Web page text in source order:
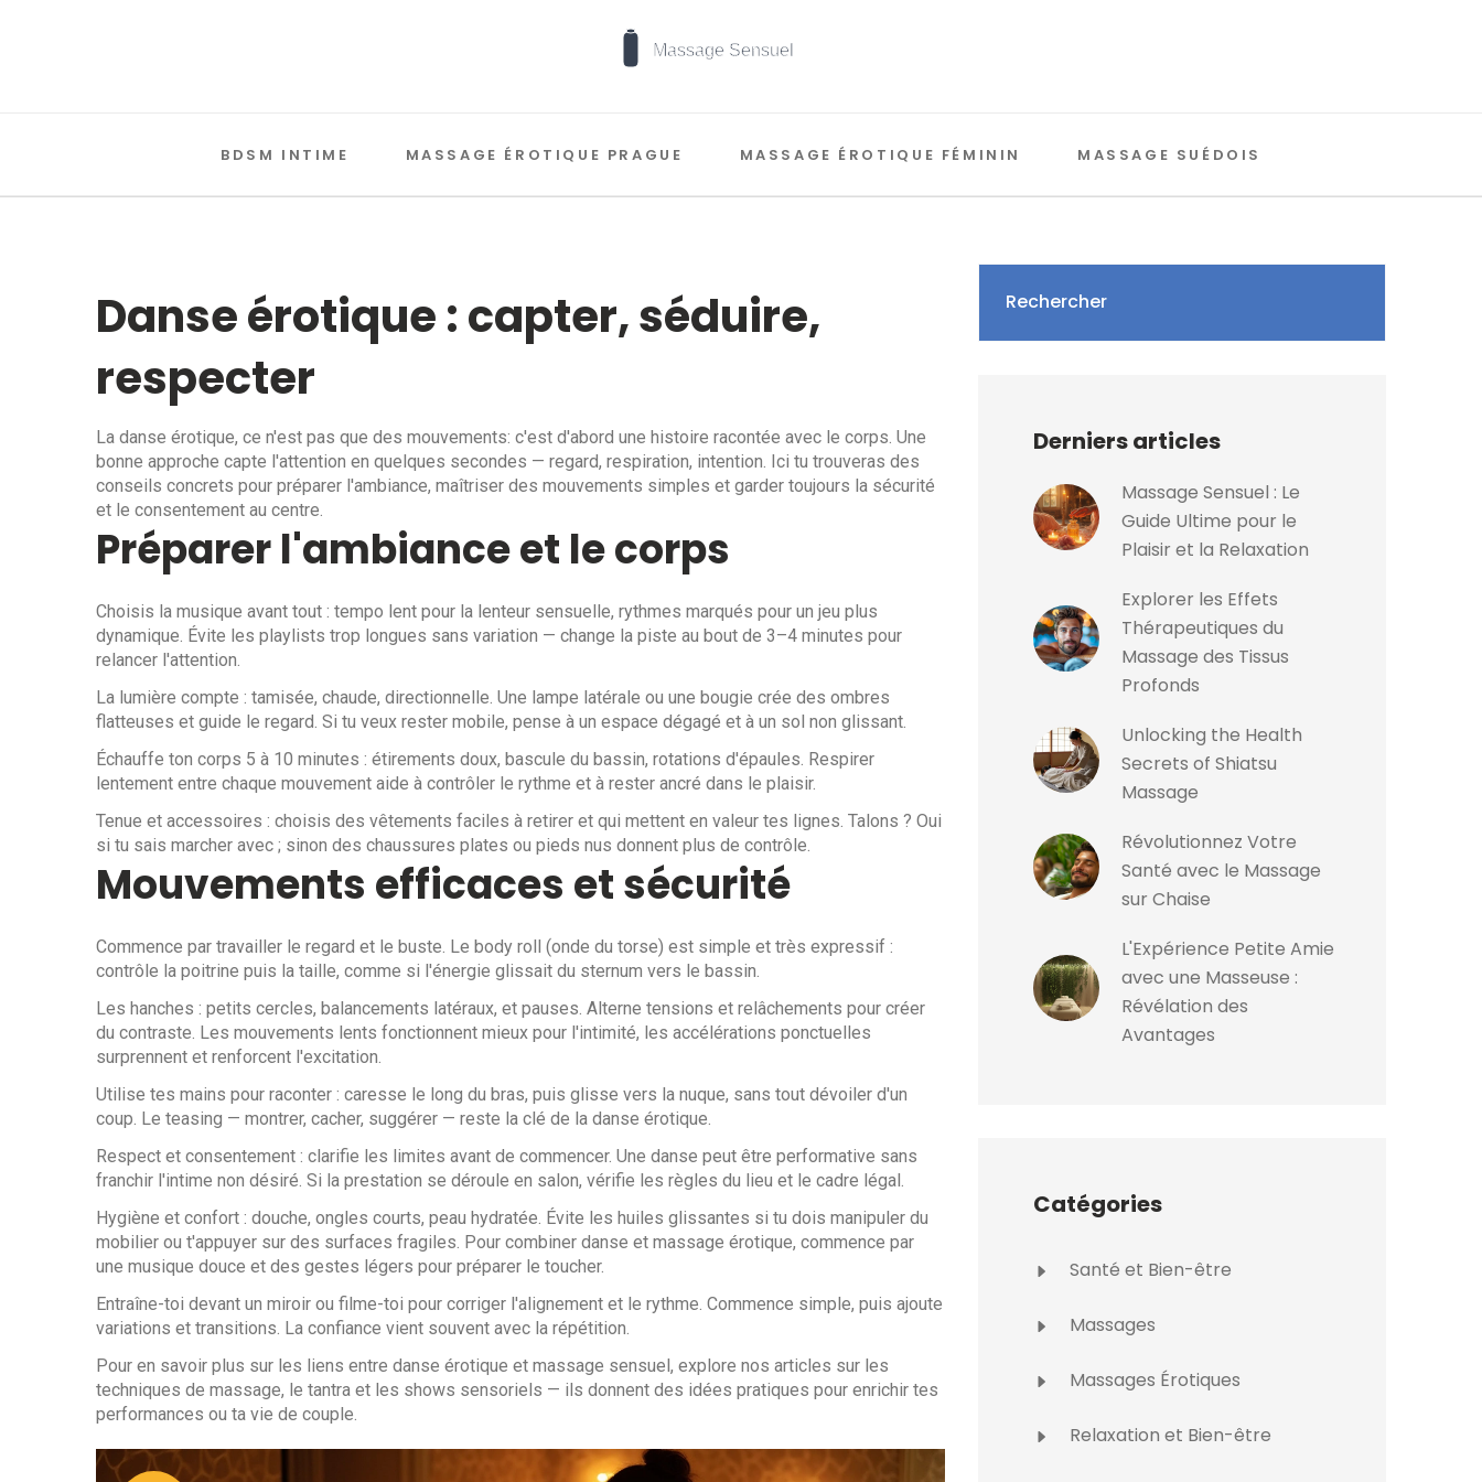
BDSM INTIME MASSAGE ÉROTIQUE PRAGUE MASSAGE ÉROTIQUE FÉMININ MASSAGE SUÉDOIS
Danse érotique : capter, séduire,
respecter
La danse érotique, ce n'est pas que des mouvements: c'est d'abord une histoire racontée avec le corps. Une
bonne approche capte l'attention en quelques secondes — regard, respiration, intention. Ici tu trouveras des
conseils concrets pour préparer l'ambiance, maîtriser des mouvements simples et garder toujours la sécurité
et le consentement au centre.
Préparer l'ambiance et le corps
Choisis la musique avant tout : tempo lent pour la lenteur sensuelle, rythmes marqués pour un jeu plus
dynamique. Évite les playlists trop longues sans variation — change la piste au bout de 3–4 minutes pour
relancer l'attention.
La lumière compte : tamisée, chaude, directionnelle. Une lampe latérale ou une bougie crée des ombres
flatteuses et guide le regard. Si tu veux rester mobile, pense à un espace dégagé et à un sol non glissant.
Échauffe ton corps 5 à 10 minutes : étirements doux, bascule du bassin, rotations d'épaules. Respirer
lentement entre chaque mouvement aide à contrôler le rythme et à rester ancré dans le plaisir.
Tenue et accessoires : choisis des vêtements faciles à retirer et qui mettent en valeur tes lignes. Talons ? Oui
si tu sais marcher avec ; sinon des chaussures plates ou pieds nus donnent plus de contrôle.
Mouvements efficaces et sécurité
Commence par travailler le regard et le buste. Le body roll (onde du torse) est simple et très expressif :
contrôle la poitrine puis la taille, comme si l'énergie glissait du sternum vers le bassin.
Les hanches : petits cercles, balancements latéraux, et pauses. Alterne tensions et relâchements pour créer
du contraste. Les mouvements lents fonctionnent mieux pour l'intimité, les accélérations ponctuelles
surprennent et renforcent l'excitation.
Utilise tes mains pour raconter : caresse le long du bras, puis glisse vers la nuque, sans tout dévoiler d'un
coup. Le teasing — montrer, cacher, suggérer — reste la clé de la danse érotique.
Respect et consentement : clarifie les limites avant de commencer. Une danse peut être performative sans
franchir l'intime non désiré. Si la prestation se déroule en salon, vérifie les règles du lieu et le cadre légal.
Hygiène et confort : douche, ongles courts, peau hydratée. Évite les huiles glissantes si tu dois manipuler du
mobilier ou t'appuyer sur des surfaces fragiles. Pour combiner danse et massage érotique, commence par
une musique douce et des gestes légers pour préparer le toucher.
Entraîne-toi devant un miroir ou filme-toi pour corriger l'alignement et le rythme. Commence simple, puis ajoute
variations et transitions. La confiance vient souvent avec la répétition.
Pour en savoir plus sur les liens entre danse érotique et massage sensuel, explore nos articles sur les
techniques de massage, le tantra et les shows sensoriels — ils donnent des idées pratiques pour enrichir tes
performances ou ta vie de couple.
Rechercher
Derniers articles
Massage Sensuel : Le
Guide Ultime pour le
Plaisir et la Relaxation
Explorer les Effets
Thérapeutiques du
Massage des Tissus
Profonds
Unlocking the Health
Secrets of Shiatsu
Massage
Révolutionnez Votre
Santé avec le Massage
sur Chaise
L'Expérience Petite Amie
avec une Masseuse :
Révélation des
Avantages
Catégories
Santé et Bien-être
Massages
Massages Érotiques
Relaxation et Bien-être